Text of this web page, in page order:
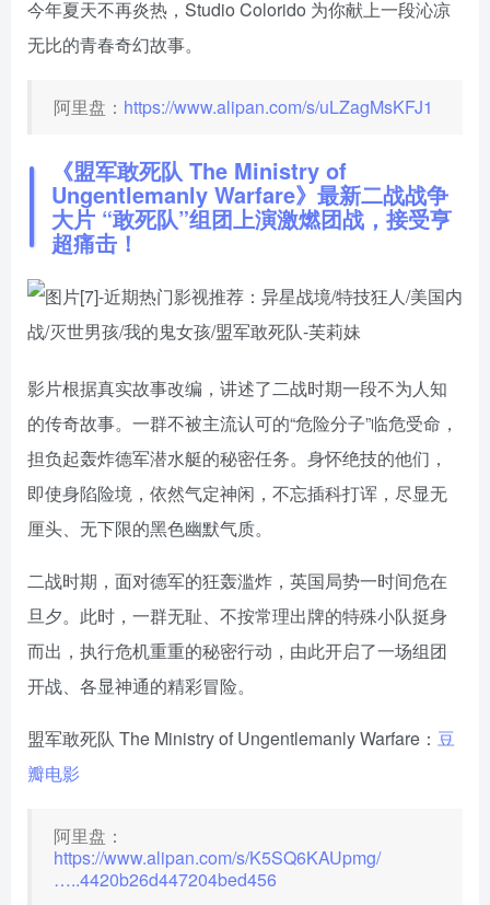
今年夏天不再炎热，Studio Colorido 为你献上一段沁凉
无比的青春奇幻故事。
阿里盘： https://www.alipan.com/s/uLZagMsKFJ1
《盟军敢死队 The Ministry of
Ungentlemanly Warfare》最新二战战争
大片 “敢死队”组团上演激燃团战，接受亨
超痛击！
影片根据真实故事改编，讲述了二战时期一段不为人知
的传奇故事。一群不被主流认可的“危险分子”临危受命，
担负起轰炸德军潜水艇的秘密任务。身怀绝技的他们，
即使身陷险境，依然气定神闲，不忘插科打诨，尽显无
厘头、无下限的黑色幽默气质。
二战时期，面对德军的狂轰滥炸，英国局势一时间危在
旦夕。此时，一群无耻、不按常理出牌的特殊小队挺身
而出，执行危机重重的秘密行动，由此开启了一场组团
开战、各显神通的精彩冒险。
盟军敢死队 The Ministry of Ungentlemanly Warfare： 豆
瓣电影
阿里盘：
https://www.alipan.com/s/K5SQ6KAUpmg/
…..4420b26d447204bed456